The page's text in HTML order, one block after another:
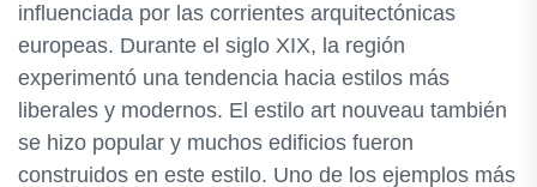
influenciada por las corrientes arquitectónicas
europeas. Durante el siglo XIX, la región
experimentó una tendencia hacia estilos más
liberales y modernos. El estilo art nouveau también
se hizo popular y muchos edificios fueron
construidos en este estilo. Uno de los ejemplos más